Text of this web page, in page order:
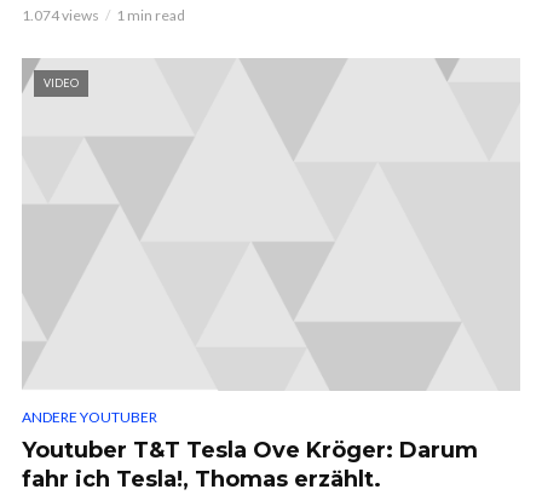
1.074 views 1 min read
VIDEO
ANDERE YOUTUBER
Youtuber T&T Tesla Ove Kröger: Darum
fahr ich Tesla!, Thomas erzählt.